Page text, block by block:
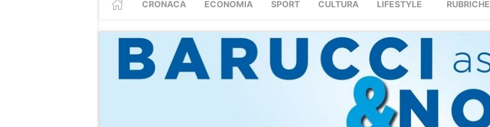
CRONACA ECONOMIA SPORT CULTURA LIFESTYLE RUBRICHE